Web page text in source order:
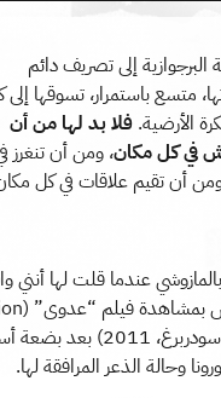
إلى تصريف دائم
متسع باستمرار، تسوقها
الأرضية. فلا بد لها من أن
في كل مكان، ومن أن تنغرز
أن تقيم علاقات في كل
عندما قلت لها
إخراج ستيفن سودربرغ، 2011)
وحالة الذعر المرافقة لها.